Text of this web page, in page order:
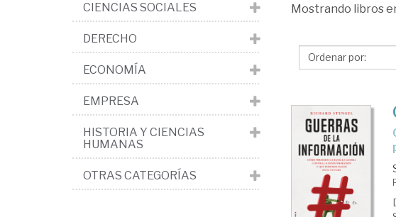
la
Roca
de
Libros
Mostrando libros
cómo
CIENCIAS SOCIALES
DERECHO
ECONOMÍA
EMPRESA
HISTORIA Y CIENCIAS
HUMANAS
OTRAS CATEGORÍAS